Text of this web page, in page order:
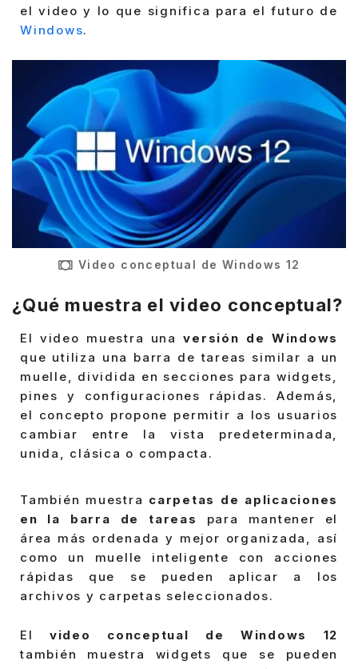
el video y lo que significa para el futuro de
Windows.
Video conceptual de Windows 12
¿Qué muestra el video conceptual?
El video muestra unaversión de Windows
que utiliza una barra de tareas similar a un
muelle, dividida en secciones para widgets,
pines y configuraciones rápidas. Además,
el concepto propone permitir a los usuarios
cambiar entre la vista predeterminada,
unida, clásica o compacta.
También muestra carpetas de aplicaciones
en la barra de tareas para mantener el
área más ordenada y mejor organizada, así
como un muelle inteligente con acciones
rápidas que se pueden aplicar a los
archivos y carpetas seleccionados.
El
video conceptual de Windows 12
también muestra widgets que se pueden